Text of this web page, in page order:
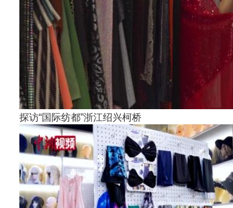
探访“国际纺都”浙江绍兴柯桥